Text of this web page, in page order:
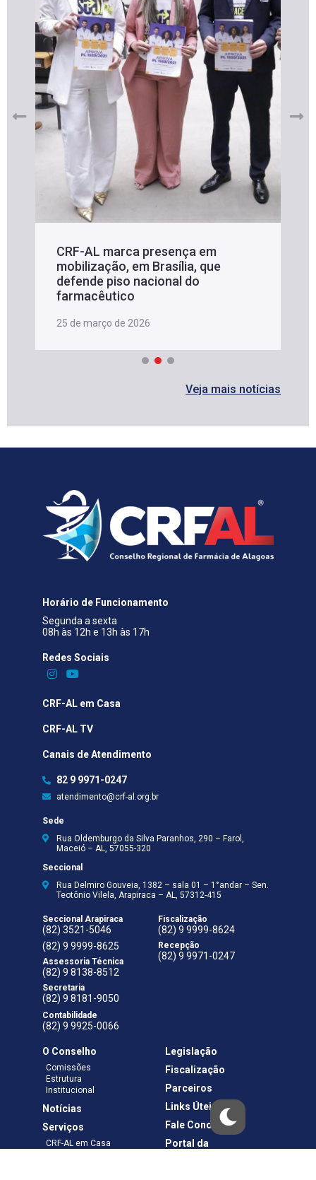
CRF-AL marca presença em
mobilização, em Brasília, que
defende piso nacional do
farmacêutico
25 de março de 2026
Veja mais notícias
Horário de Funcionamento
Segunda a sexta
08h às 12h e 13h às 17h
Redes Sociais​
CRF-AL em Casa
CRF-AL TV
Canais de Atendimento
82 9 9971-0247
atendimento@crf-al.org.br
Sede
Rua Oldemburgo da Silva Paranhos, 290 – Farol,
Maceió – AL, 57055-320
Seccional
Rua Delmiro Gouveia, 1382 – sala 01 – 1°andar – Sen.
Teotônio Vilela, Arapiraca – AL, 57312-415
Seccional Arapiraca
(82) 3521-5046
(82) 9 9999-8625
Assessoria Técnica
(82) 9 8138-8512
Secretaria
(82) 9 8181-9050
Contabilidade
(82) 9 9925-0066
Fiscalização
(82) 9 9999-8624
Recepção
(82) 9 9971-0247
O Conselho
Comissões
Estrutura
Institucional
Notícias
Serviços
CRF-AL em Casa
Legislação
Fiscalização
Parceiros
Links Úteis
Fale Conosco
Portal da